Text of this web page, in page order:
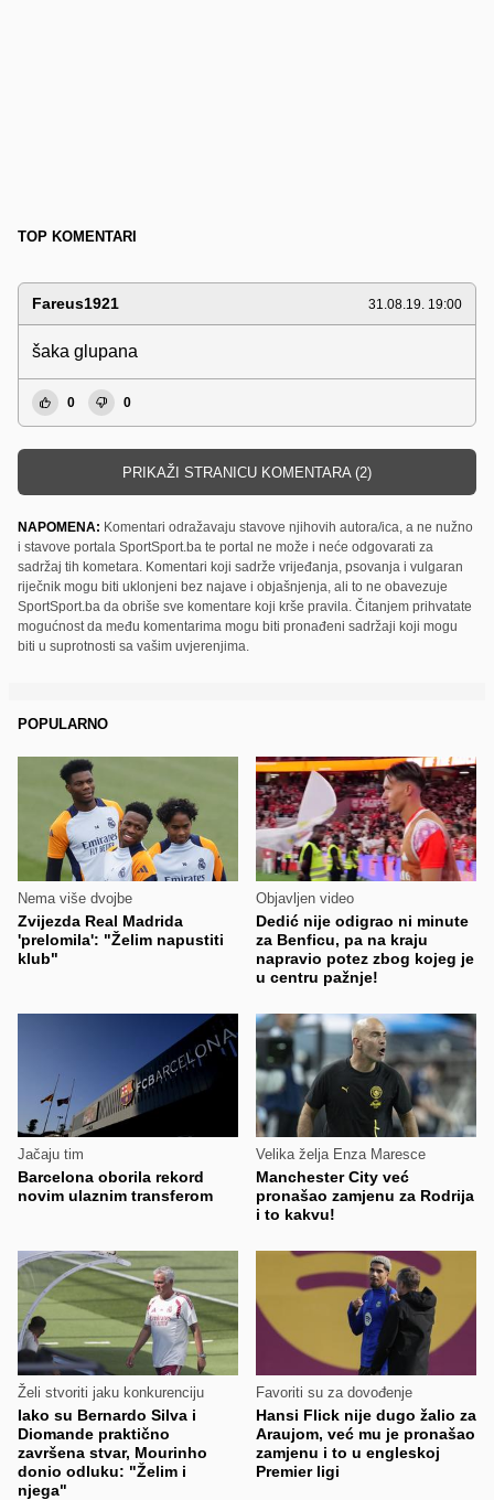
TOP KOMENTARI
Fareus1921 31.08.19. 19:00
šaka glupana
0 0
PRIKAŽI STRANICU KOMENTARA (2)
NAPOMENA: Komentari odražavaju stavove njihovih autora/ica, a ne nužno
i stavove portala SportSport.ba te portal ne može i neće odgovarati za
sadržaj tih kometara. Komentari koji sadrže vrijeđanja, psovanja i vulgaran
riječnik mogu biti uklonjeni bez najave i objašnjenja, ali to ne obavezuje
SportSport.ba da obriše sve komentare koji krše pravila. Čitanjem prihvatate
mogućnost da među komentarima mogu biti pronađeni sadržaji koji mogu
biti u suprotnosti sa vašim uvjerenjima.
POPULARNO
Nema više dvojbe
Zvijezda Real Madrida
'prelomila': "Želim napustiti
klub"
Objavljen video
Dedić nije odigrao ni minute
za Benficu, pa na kraju
napravio potez zbog kojeg je
u centru pažnje!
Jačaju tim
Barcelona oborila rekord
novim ulaznim transferom
Velika želja Enza Maresce
Manchester City već
pronašao zamjenu za Rodrija
i to kakvu!
Želi stvoriti jaku konkurenciju
Iako su Bernardo Silva i
Diomande praktično
završena stvar, Mourinho
donio odluku: "Želim i
njega"
Favoriti su za dovođenje
Hansi Flick nije dugo žalio za
Araujom, već mu je pronašao
zamjenu i to u engleskoj
Premier ligi